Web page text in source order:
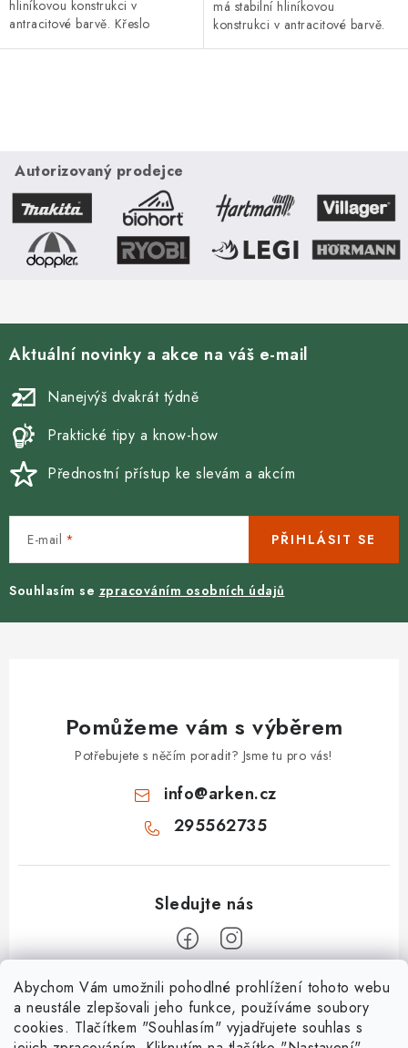
Abychom Vám umožnili pohodlné prohlížení tohoto webu
a neustále zlepšovali jeho funkce, používáme soubory
cookies. Tlačítkem "Souhlasím" vyjadřujete souhlas s
hliníkovou konstrukci v
antracitové barvě. Křeslo
má stabilní hliníkovou
konstrukci v antracitové barvě.
á
d
a
r
v
k
y
v
ý
p
i
Autorizovaný prodejce
Aktuální novinky a akce na váš e-mail
Nanejvýš dvakrát týdně
Praktické tipy a know-how
Přednostní přístup ke slevám a akcím
E-mail
Souhlasím se zpracováním osobních údajů
PŘIHLÁSIT SE
Pomůžeme vám s výběrem
Potřebujete s něčím poradit? Jsme tu pro vás!
info@arken.cz
295562735
O Arken